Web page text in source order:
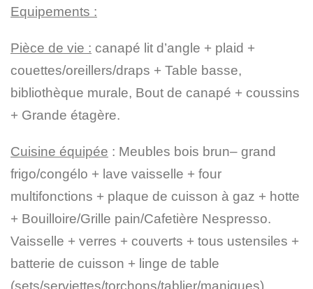
Equipements :
Pièce de vie : canapé lit d’angle + plaid +
couettes/oreillers/draps + Table basse,
bibliothèque murale, Bout de canapé + coussins
+ Grande étagère.
Cuisine équipée : Meubles bois brun– grand
frigo/congélo + lave vaisselle + four
multifonctions + plaque de cuisson à gaz + hotte
+ Bouilloire/Grille pain/Cafetière Nespresso.
Vaisselle + verres + couverts + tous ustensiles +
batterie de cuisson + linge de table
(sets/serviettes/torchons/tablier/maniques)